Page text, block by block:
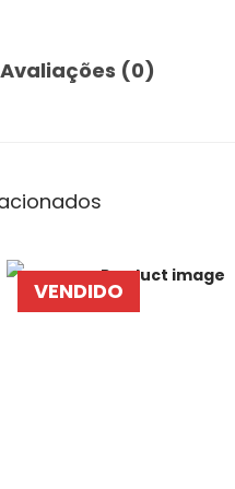
Avaliações (0)
VENDIDO